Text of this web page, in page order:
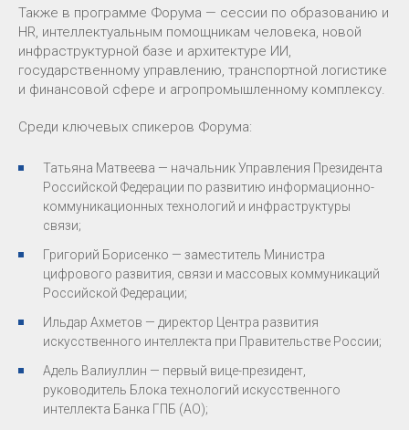
Также в программе Форума — сессии по образованию и
HR, интеллектуальным помощникам человека, новой
инфраструктурной базе и архитектуре ИИ,
государственному управлению, транспортной логистике
и финансовой сфере и агропромышленному комплексу.
Среди ключевых спикеров Форума:
Татьяна Матвеева — начальник Управления Президента
Российской Федерации по развитию информационно-
коммуникационных технологий и инфраструктуры
связи;
Григорий Борисенко — заместитель Министра
цифрового развития, связи и массовых коммуникаций
Российской Федерации;
Ильдар Ахметов — директор Центра развития
искусственного интеллекта при Правительстве России;
Адель Валиуллин — первый вице-президент,
руководитель Блока технологий искусственного
интеллекта Банка ГПБ (АО);